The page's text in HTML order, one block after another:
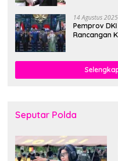
14 Agustus 2025
Pemprov
Rancangan
Seputar Polda